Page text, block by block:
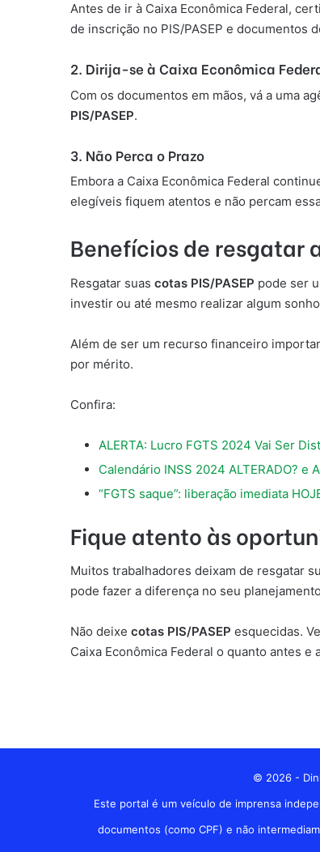
Antes de ir à Caixa Econômica Federal,
de inscrição no PIS/PASEP e documentos
2. Dirija-se à Caixa Econômica
Com os documentos em mãos, vá a uma
PIS/PASEP.
3. Não Perca o Prazo
Embora a Caixa Econômica Federal
elegíveis fiquem atentos e não percam
Benefícios de resgatar
Resgatar suas cotas PIS/PASEP pode ser
investir ou até mesmo realizar algum
Além de ser um recurso financeiro
por mérito.
Confira:
ALERTA: Lucro FGTS 2024 Vai Ser
Calendário INSS 2024 ALTERADO? e
“FGTS saque”: liberação imediata
Fique atento às
Muitos trabalhadores deixam de resgatar
pode fazer a diferença no seu
Não deixe cotas PIS/PASEP esquecidas.
Caixa Econômica Federal o quanto antes
© 2026 -
Este portal é um veículo de imprensa
documentos (como CPF) e não